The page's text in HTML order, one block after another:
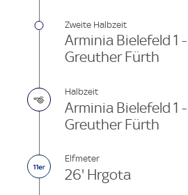
Zweite Halbzeit
Arminia Bielefeld 1 -
Greuther Fürth
Halbzeit
Arminia Bielefeld 1 -
Greuther Fürth
Elfmeter
26' Hrgota